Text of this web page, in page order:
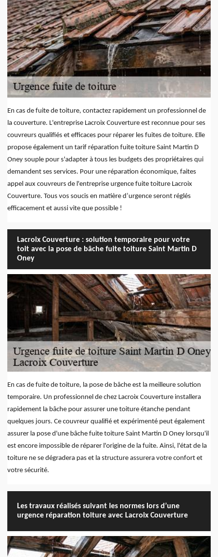
En cas de fuite de toiture, contactez rapidement un professionnel de
la couverture. L'entreprise Lacroix Couverture est reconnue pour ses
couvreurs qualifiés et efficaces pour réparer les fuites de toiture. Elle
propose également un tarif réparation fuite toiture Saint Martin D
Oney souple pour s'adapter à tous les budgets des propriétaires qui
demandent ses services. Pour une réparation économique, faites
appel aux couvreurs de l'entreprise urgence fuite toiture Lacroix
Couverture. Tous vos soucis en matière d’urgence seront réglés
efficacement et aussi vite que possible !
Lacroix Couverture : solution temporaire pour votre
toit avec la pose de bâche fuite toiture Saint Martin D
Oney
En cas de fuite de toiture, la pose de bâche est la meilleure solution
temporaire. Un professionnel de chez Lacroix Couverture installera
rapidement la bâche pour assurer une toiture étanche pendant
quelques jours. Ce couvreur qualifié et expérimenté peut également
assurer la pose d'une bâche fuite toiture Saint Martin D Oney lorsqu'il
est encore impossible de réparer l'origine de la fuite. Ainsi, l'état de la
toiture ne se dégradera pas et la structure assurera votre confort et
votre sécurité.
Les travaux réalisés suivant les normes lors d’une
urgence réparation toiture avec Lacroix Couverture